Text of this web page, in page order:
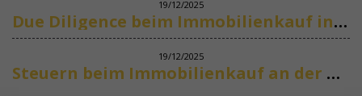
19/12/2025
Due Diligence beim Immobilienkauf in Spanien
19/12/2025
Steuern beim Immobilienkauf an der Costa del Sol